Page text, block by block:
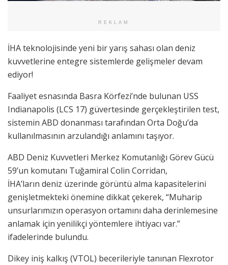
REKLAM
İHA teknolojisinde yeni bir yarış sahası olan deniz
kuvvetlerine entegre sistemlerde gelişmeler devam
ediyor!
Faaliyet esnasında Basra Körfezi’nde bulunan USS
Indianapolis (LCS 17) güvertesinde gerçekleştirilen test,
sistemin ABD donanması tarafından Orta Doğu’da
kullanılmasının arzulandığı anlamını taşıyor.
ABD Deniz Kuvvetleri Merkez Komutanlığı Görev Gücü
59’un komutanı Tuğamiral Colin Corridan,
İHA’ların deniz üzerinde görüntü alma kapasitelerini
genişletmekteki önemine dikkat çekerek, “Muharip
unsurlarımızın operasyon ortamını daha derinlemesine
anlamak için yenilikçi yöntemlere ihtiyacı var.”
ifadelerinde bulundu.
Dikey iniş kalkış (VTOL) becerileriyle tanınan Flexrotor